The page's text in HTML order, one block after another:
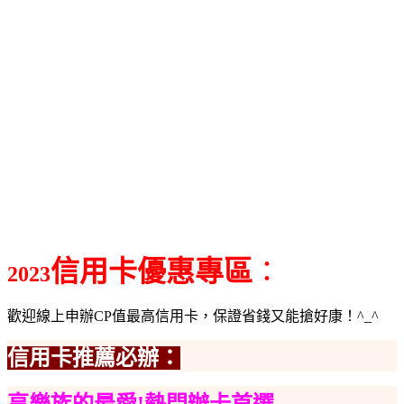
2023信用卡優惠專區 ：
歡迎線上申辦CP值最高信用卡，保證省錢又能搶好康！^_^
信用卡推薦必辦：